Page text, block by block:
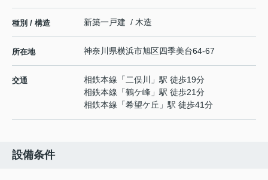
種別 / 構造 新築一戸建 / 木造
所在地 神奈川県横浜市旭区四季美台64-67
交通 相鉄本線 「二俣川
」駅 徒歩19分
相鉄本線 「鶴ケ峰 」駅 徒歩21分
相鉄本線 「希望ケ丘 」駅 徒歩41分
設備条件